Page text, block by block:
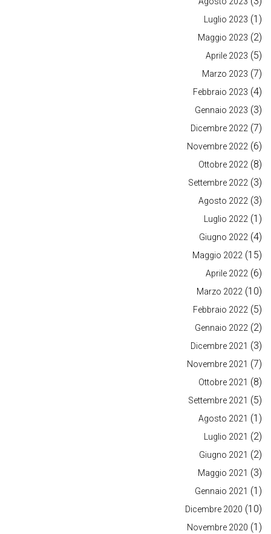
Luglio 2023 (1)
Maggio 2023 (2)
Aprile 2023 (5)
Marzo 2023 (7)
Febbraio 2023 (4)
Gennaio 2023 (3)
Dicembre 2022 (7)
Novembre 2022 (6)
Ottobre 2022 (8)
Settembre 2022 (3)
Agosto 2022 (3)
Luglio 2022 (1)
Giugno 2022 (4)
Maggio 2022 (15)
Aprile 2022 (6)
Marzo 2022 (10)
Febbraio 2022 (5)
Gennaio 2022 (2)
Dicembre 2021 (3)
Novembre 2021 (7)
Ottobre 2021 (8)
Settembre 2021 (5)
Agosto 2021 (1)
Luglio 2021 (2)
Giugno 2021 (2)
Maggio 2021 (3)
Gennaio 2021 (1)
Dicembre 2020 (10)
Novembre 2020 (1)